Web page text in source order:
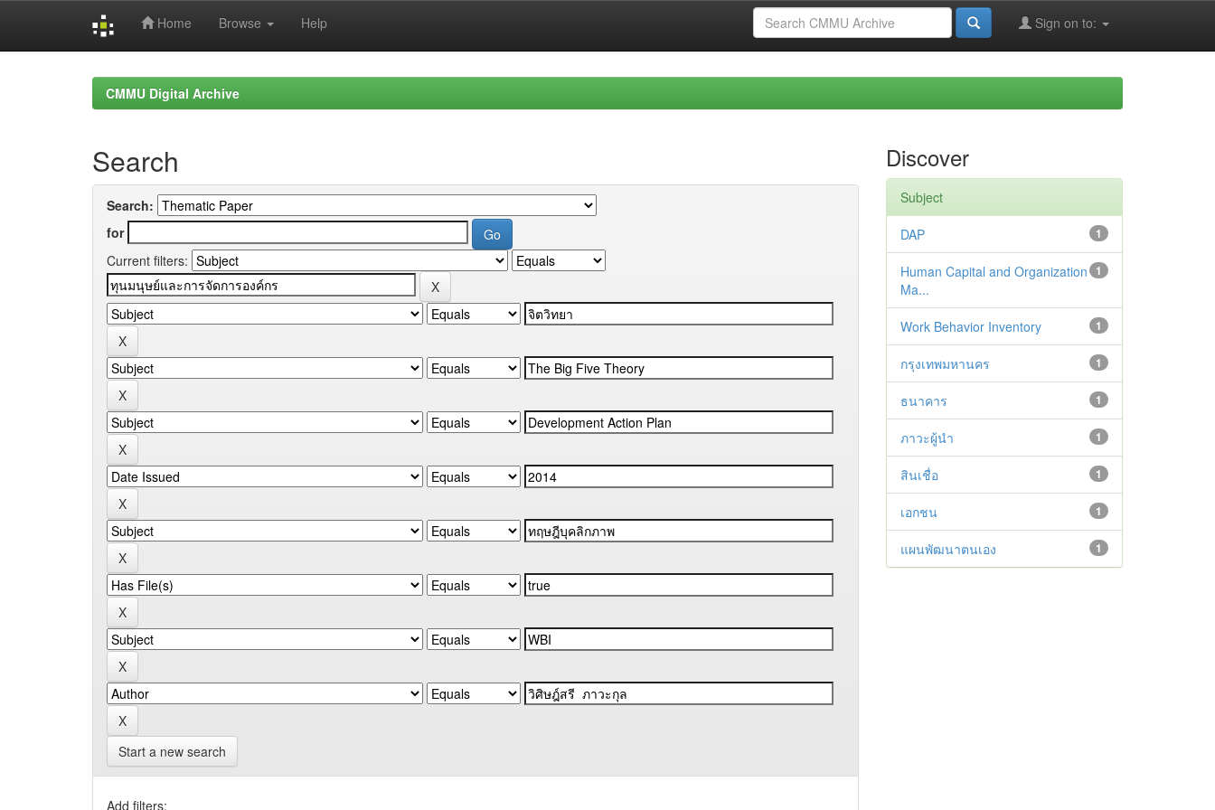
Home Browse Help Sign on to:
CMMU Digital Archive
Search
Search:
for
Current filters:
Start a new search
Add filters:
Discover
Subject
1
DAP
1
Human Capital and Organization
Ma...
1
Work Behavior Inventory
1
กรุงเทพมหานคร
1
ธนาคาร
1
ภาวะผู้นำ
1
สินเชื่อ
1
เอกชน
1
แผนพัฒนาตนเอง